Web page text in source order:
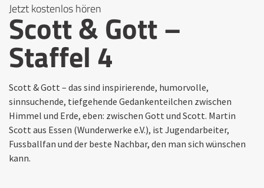
Jetzt kostenlos hören
Scott & Gott –
Staffel 4
Scott & Gott – das sind inspirierende, humorvolle,
sinnsuchende, tiefgehende Gedankenteilchen zwischen
Himmel und Erde, eben: zwischen Gott und Scott. Martin
Scott aus Essen (Wunderwerke e.V.), ist Jugendarbeiter,
Fussballfan und der beste Nachbar, den man sich wünschen
kann.